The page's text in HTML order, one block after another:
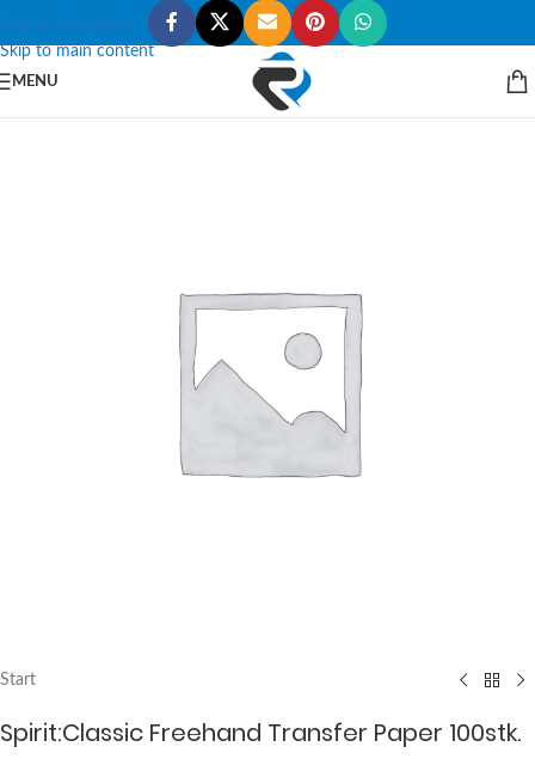
Skip to navigation
Skip to main content
MENU
Start
Spirit:Classic Freehand Transfer Paper 100stk.